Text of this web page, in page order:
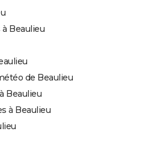
Beaulieu
de Beaulieu
Beaulieu
à Beaulieu